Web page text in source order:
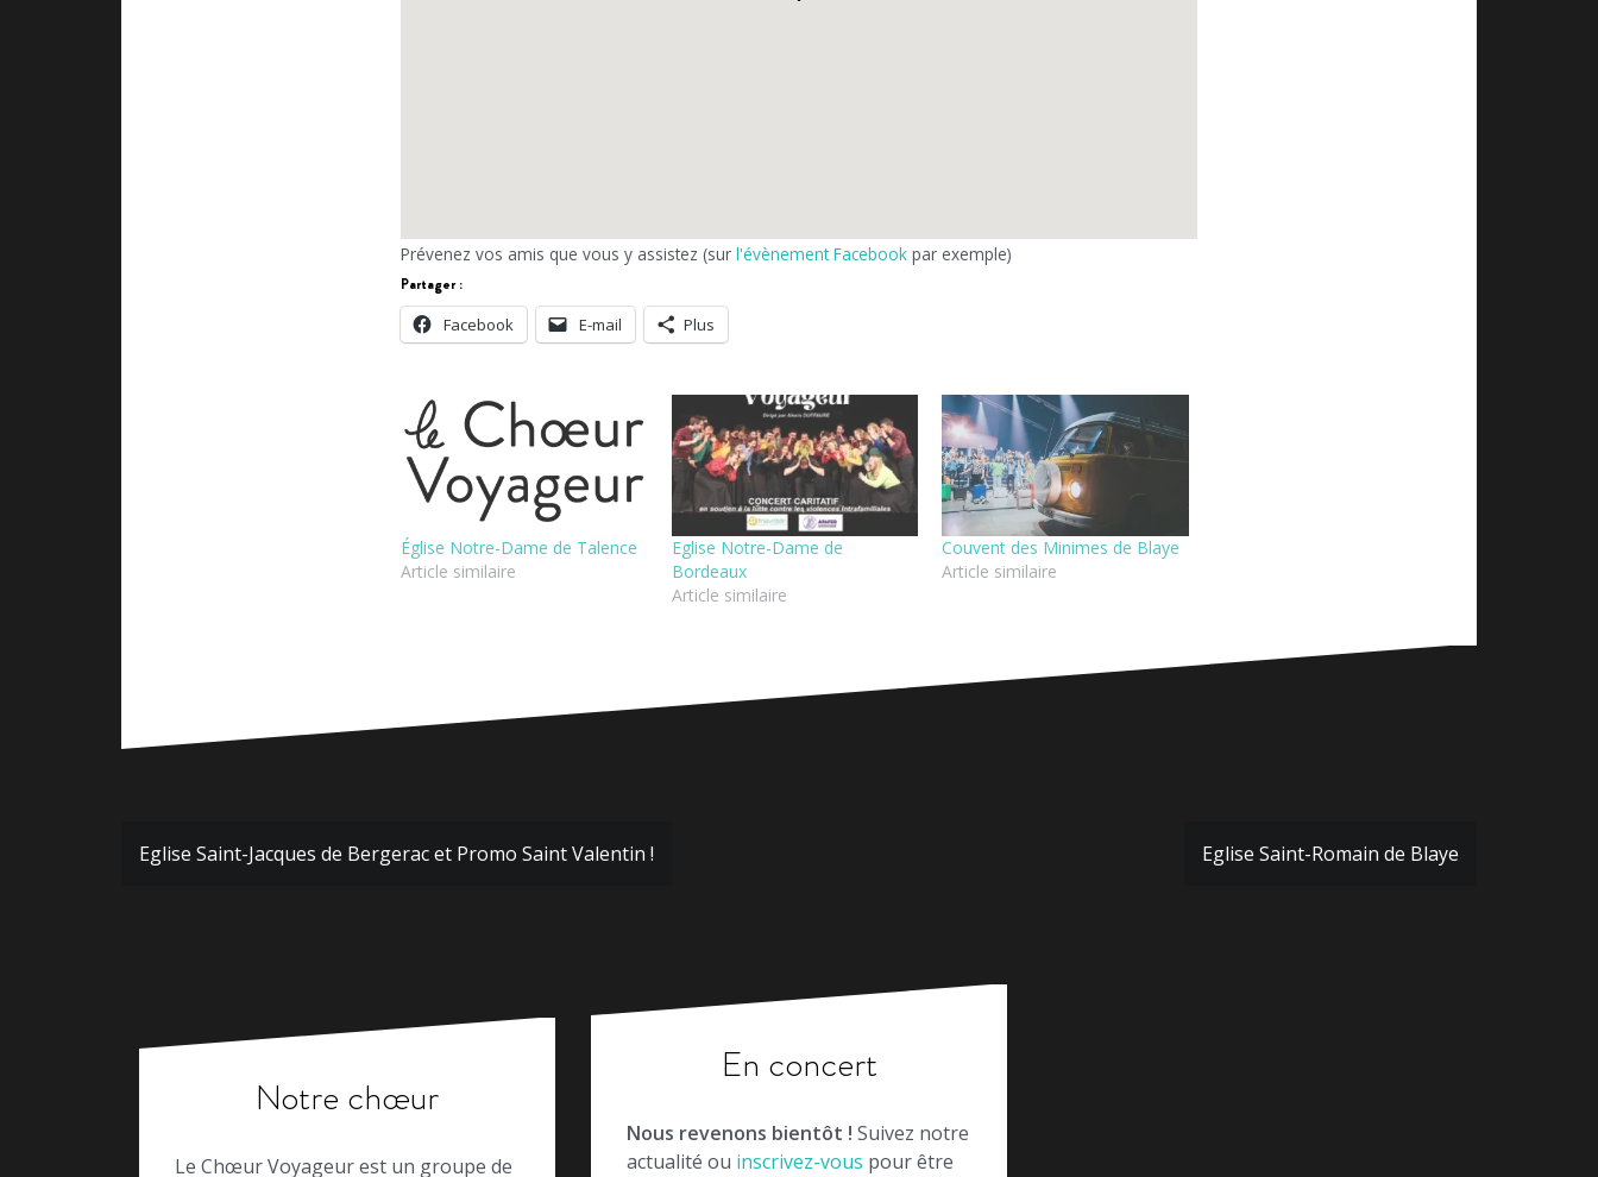
Prévenez vos amis que vous y assistez (sur l'évènement Facebook par exemple)
Partager :
Facebook
E-mail Plus
Église Notre-Dame de Talence
Article similaire
Eglise Notre-Dame de
Bordeaux
Article similaire
Couvent des Minimes de Blaye
Article similaire
Navigation
de
Eglise Saint-Jacques de Bergerac et Promo Saint Valentin ! Eglise Saint-Romain de Blaye
Notre chœur
Le Chœur Voyageur est un groupe de
En concert
Nous revenons bientôt ! Suivez notre
actualité ou inscrivez-vous pour être